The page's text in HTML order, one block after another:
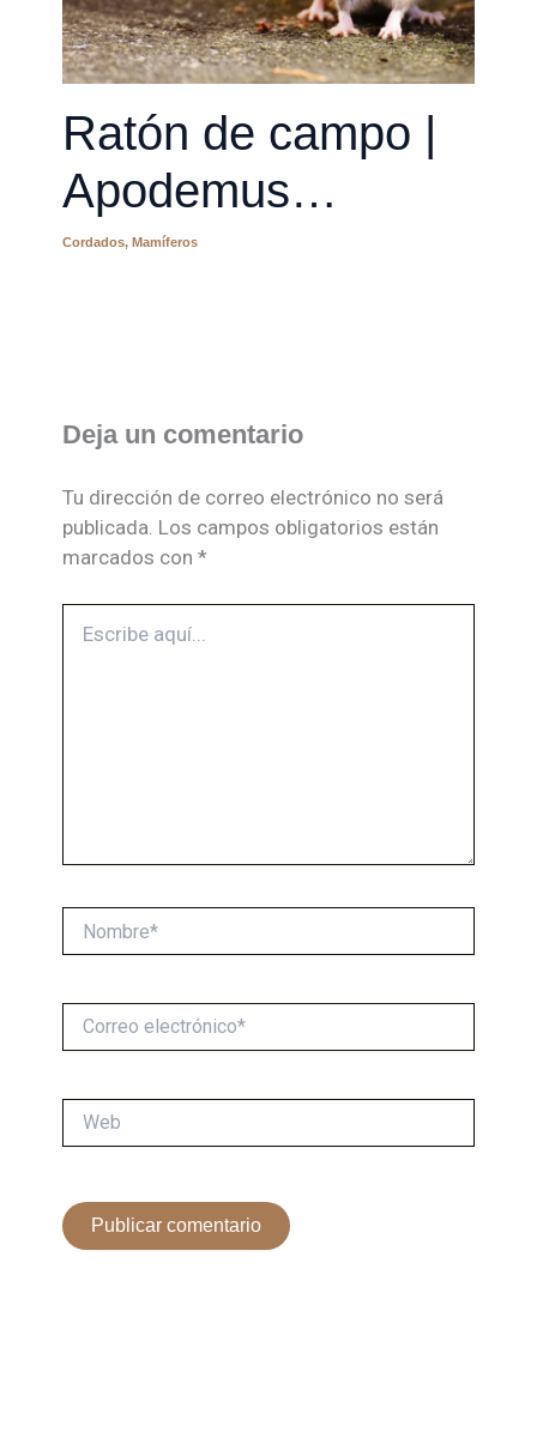
Ratón de campo |
Apodemus
sylvaticus
Cordados, Mamíferos
Deja un comentario
Tu dirección de correo electrónico no será
publicada. Los campos obligatorios están
marcados con *
aquí...
electrónico*